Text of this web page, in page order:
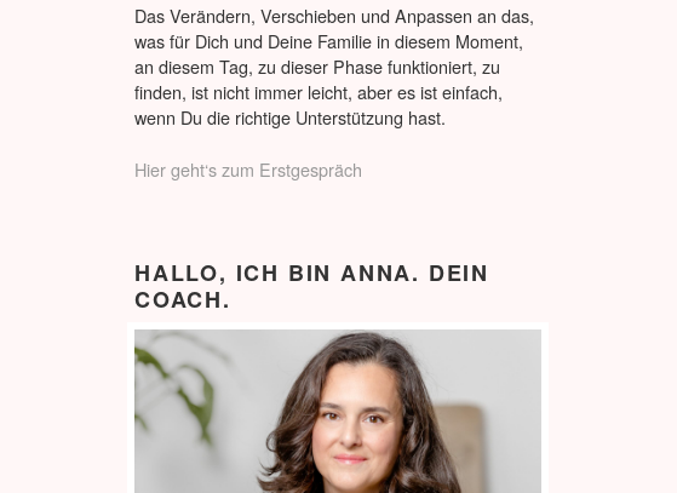
Das Verändern, Verschieben und Anpassen an das,
was für Dich und Deine Familie in diesem Moment,
an diesem Tag, zu dieser Phase funktioniert, zu
finden, ist nicht immer leicht, aber es ist einfach,
wenn Du die richtige Unterstützung hast.
Hier geht‘s zum Erstgespräch
HALLO, ICH BIN ANNA. DEIN
COACH.